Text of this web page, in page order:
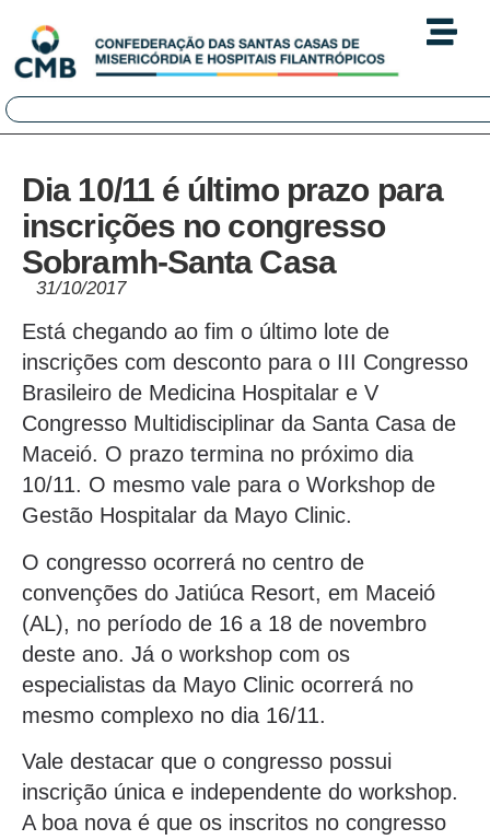
Dia 10/11 é último prazo para
inscrições no congresso
Sobramh-Santa Casa
31/10/2017
Está chegando ao fim o último lote de
inscrições com desconto para o III Congresso
Brasileiro de Medicina Hospitalar e V
Congresso Multidisciplinar da Santa Casa de
Maceió. O prazo termina no próximo dia
10/11. O mesmo vale para o Workshop de
Gestão Hospitalar da Mayo Clinic.
O congresso ocorrerá no centro de
convenções do Jatiúca Resort, em Maceió
(AL), no período de 16 a 18 de novembro
deste ano. Já o workshop com os
especialistas da Mayo Clinic ocorrerá no
mesmo complexo no dia 16/11.
Vale destacar que o congresso possui
inscrição única e independente do workshop.
A boa nova é que os inscritos no congresso